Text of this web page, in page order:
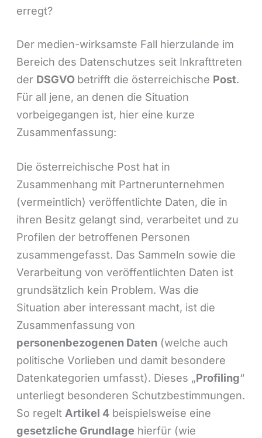
erregt?
Der medien-wirksamste Fall hierzulande im
Bereich des Datenschutzes seit Inkrafttreten
der DSGVO betrifft die österreichische Post.
Für all jene, an denen die Situation
vorbeigegangen ist, hier eine kurze
Zusammenfassung:
Die österreichische Post hat in
Zusammenhang mit Partnerunternehmen
(vermeintlich) veröffentlichte Daten, die in
ihren Besitz gelangt sind, verarbeitet und zu
Profilen der betroffenen Personen
zusammengefasst. Das Sammeln sowie die
Verarbeitung von veröffentlichten Daten ist
grundsätzlich kein Problem. Was die
Situation aber interessant macht, ist die
Zusammenfassung von
personenbezogenen Daten (welche auch
politische Vorlieben und damit besondere
Datenkategorien umfasst). Dieses „Profiling“
unterliegt besonderen Schutzbestimmungen.
So regelt Artikel 4 beispielsweise eine
gesetzliche Grundlage hierfür (wie